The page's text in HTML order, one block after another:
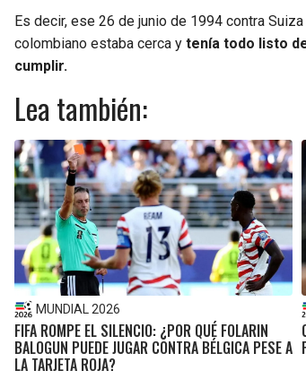
Es decir, ese 26 de junio de 1994 contra
colombiano estaba cerca y tenía todo listo
cumplir.
Lea también:
MUNDIAL 2026
FIFA ROMPE EL SILENCIO: ¿POR QUÉ FOLARIN
BALOGUN PUEDE JUGAR CONTRA BÉLGICA PESE A
LA TARJETA ROJA?